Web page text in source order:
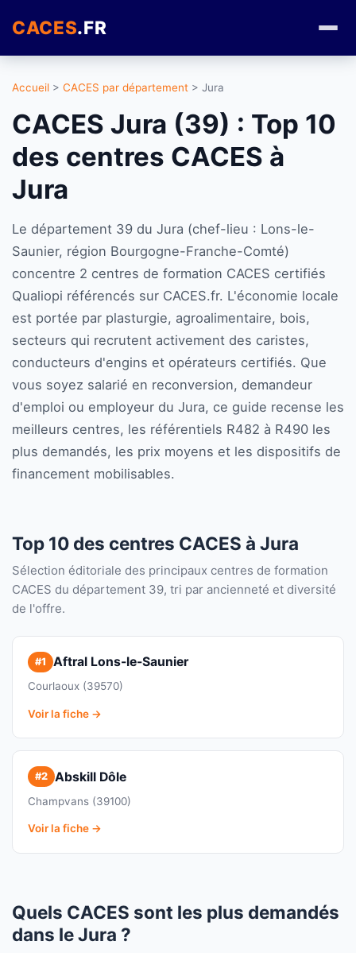
CACES.FR
Accueil > CACES par département > Jura
CACES Jura (39) : Top 10
des centres CACES à
Jura
Le département 39 du Jura (chef-lieu : Lons-le-
Saunier, région Bourgogne-Franche-Comté)
concentre 2 centres de formation CACES certifiés
Qualiopi référencés sur CACES.fr. L'économie locale
est portée par plasturgie, agroalimentaire, bois,
secteurs qui recrutent activement des caristes,
conducteurs d'engins et opérateurs certifiés. Que
vous soyez salarié en reconversion, demandeur
d'emploi ou employeur du Jura, ce guide recense les
meilleurs centres, les référentiels R482 à R490 les
plus demandés, les prix moyens et les dispositifs de
financement mobilisables.
Top 10 des centres CACES à Jura
Sélection éditoriale des principaux centres de formation
CACES du département 39, tri par ancienneté et diversité
de l'offre.
#1 Aftral Lons-le-Saunier
Courlaoux (39570)
Voir la fiche →
#2 Abskill Dôle
Champvans (39100)
Voir la fiche →
Quels CACES sont les plus demandés
dans le Jura ?